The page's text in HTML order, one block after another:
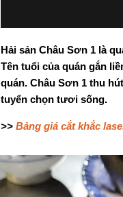
Hải sản Châu Sơn 1 là
Tên tuổi của quán gắn
quán. Châu Sơn 1 thu
tuyển chọn tươi sống.
>> Bảng giá cắt khắc